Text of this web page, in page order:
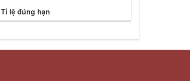
Tỉ lệ đúng hạn